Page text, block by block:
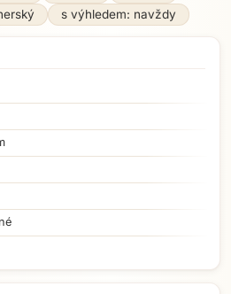
s výhledem: navždy